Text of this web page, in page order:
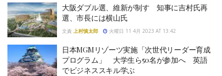
大阪ダブル選、維新が制す 知事に吉村氏再
選、市長には横山氏
文責 上村慎太郎 火曜日 11 4月 2023 AT 13:42
日本MGMリゾーツ実施「次世代リーダー育成
プログラム」 大学生ら50名が参加へ 英語
でビジネススキル学ぶ